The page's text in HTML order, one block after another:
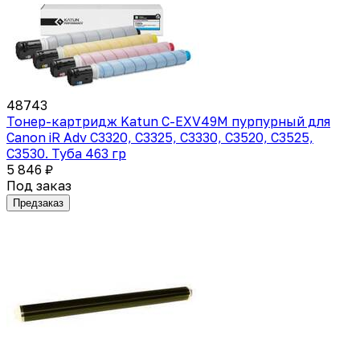
48743
Тонер-картридж Katun C-EXV49M пурпурный для
Canon iR Adv C3320, C3325, C3330, C3520, C3525,
C3530. Туба 463 гр
5 846 ₽
Под заказ
Предзаказ